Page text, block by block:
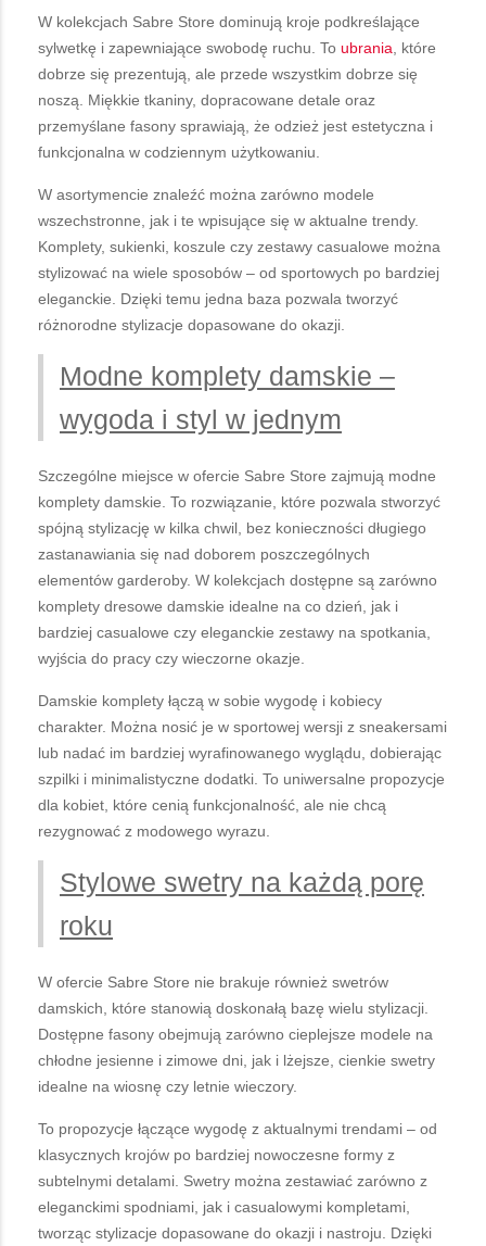
W kolekcjach Sabre Store dominują kroje podkreślające
sylwetkę i zapewniające swobodę ruchu. To ubrania , które
dobrze się prezentują, ale przede wszystkim dobrze się
noszą. Miękkie tkaniny, dopracowane detale oraz
przemyślane fasony sprawiają, że odzież jest estetyczna i
funkcjonalna w codziennym użytkowaniu.
W asortymencie znaleźć można zarówno modele
wszechstronne, jak i te wpisujące się w aktualne trendy.
Komplety, sukienki, koszule czy zestawy casualowe można
stylizować na wiele sposobów – od sportowych po bardziej
eleganckie. Dzięki temu jedna baza pozwala tworzyć
różnorodne stylizacje dopasowane do okazji.
Modne komplety damskie –
wygoda i styl w jednym
Szczególne miejsce w ofercie Sabre Store zajmują modne
komplety damskie. To rozwiązanie, które pozwala stworzyć
spójną stylizację w kilka chwil, bez konieczności długiego
zastanawiania się nad doborem poszczególnych
elementów garderoby. W kolekcjach dostępne są zarówno
komplety dresowe damskie idealne na co dzień, jak i
bardziej casualowe czy eleganckie zestawy na spotkania,
wyjścia do pracy czy wieczorne okazje.
Damskie komplety łączą w sobie wygodę i kobiecy
charakter. Można nosić je w sportowej wersji z sneakersami
lub nadać im bardziej wyrafinowanego wyglądu, dobierając
szpilki i minimalistyczne dodatki. To uniwersalne propozycje
dla kobiet, które cenią funkcjonalność, ale nie chcą
rezygnować z modowego wyrazu.
Stylowe swetry na każdą porę
roku
W ofercie Sabre Store nie brakuje również swetrów
damskich, które stanowią doskonałą bazę wielu stylizacji.
Dostępne fasony obejmują zarówno cieplejsze modele na
chłodne jesienne i zimowe dni, jak i lżejsze, cienkie swetry
idealne na wiosnę czy letnie wieczory.
To propozycje łączące wygodę z aktualnymi trendami – od
klasycznych krojów po bardziej nowoczesne formy z
subtelnymi detalami. Swetry można zestawiać zarówno z
eleganckimi spodniami, jak i casualowymi kompletami,
tworząc stylizacje dopasowane do okazji i nastroju. Dzięki